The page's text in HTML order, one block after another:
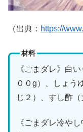
（出典： https://
材料
《ごまダレ》白
００g）、しょう
じ２）、すし酢（
《ごまダレ冷や